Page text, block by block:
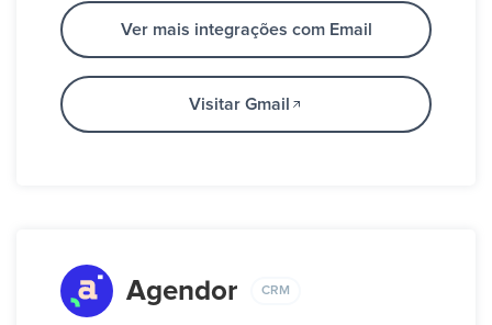
Ver mais integrações com Email
Visitar Gmail
Agendor CRM